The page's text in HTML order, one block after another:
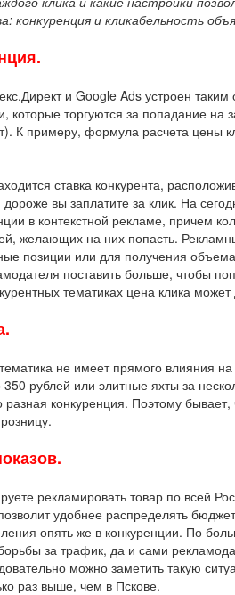
конкуренция и кликабельность
и Google Ads устроен
которые торгуются за попадание
К примеру, формула расчета цены
ставка конкурента,
дороже вы заплатите за клик. На
в контекстной рекламе, причем
желающих на них попасть.
позиции или для получения
поставить больше, чтобы
тематиках цена клика
не имеет прямого влияния
рублей или элитные яхты за
разная конкуренция. Поэтому
рекламировать товар по всей
удобнее распределять
опять же в конкуренции. По
за трафик, да и сами
можно заметить такую
раз выше, чем в Пскове.